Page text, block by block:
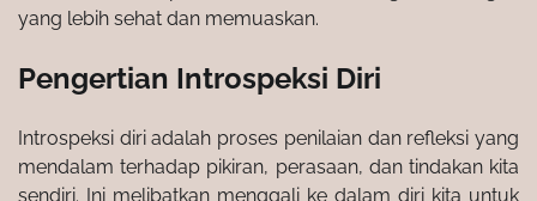
yang lebih sehat dan memuaskan.
Pengertian Introspeksi Diri
Introspeksi diri adalah proses penilaian dan refleksi yang
mendalam terhadap pikiran, perasaan, dan tindakan kita
sendiri. Ini melibatkan menggali ke dalam diri kita untuk